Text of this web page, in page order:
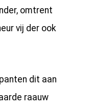
omtrent
vij der ook
dit aan
raauw